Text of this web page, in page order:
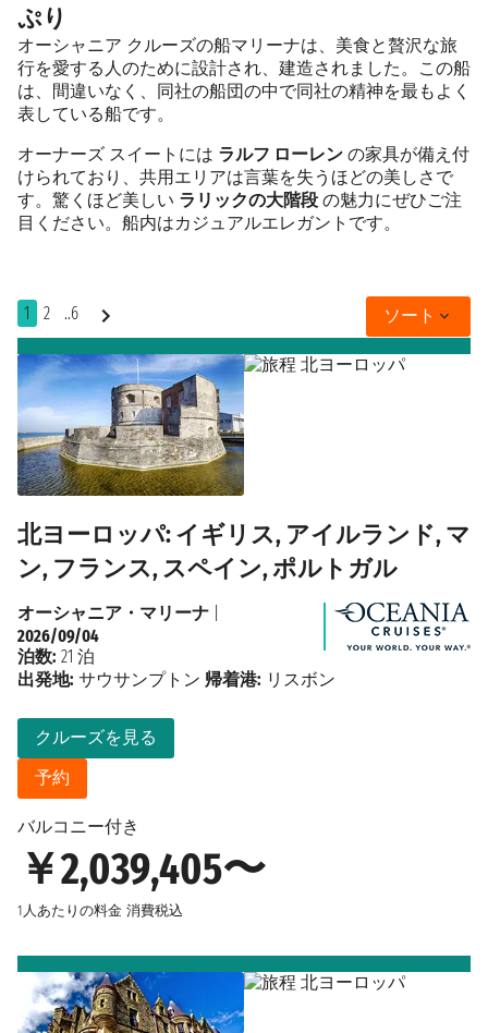
ぷり
オーシャニア クルーズの船マリーナは、美食と贅沢な旅
行を愛する人のために設計され、建造されました。この船
は、間違いなく、同社の船団の中で同社の精神を最もよく
表している船です。
オーナーズ スイートには ラルフ ローレン の家具が備え付
けられており、共用エリアは言葉を失うほどの美しさで
す。驚くほど美しい ラリックの大階段 の魅力にぜひご注
目ください。船内はカジュアルエレガントです。
1 2 ..6 ソート
北ヨーロッパ: イギリス, アイルランド, マ
ン, フランス, スペイン, ポルトガル
バルコニー付き
￥2,039,405〜
1人あたりの料金 消費税込
クルーズを見る
予約
オーシャニア・マリーナ
2026/09/04
泊数: 21 泊
出発地: サウサンプトン 帰着港: リスボン